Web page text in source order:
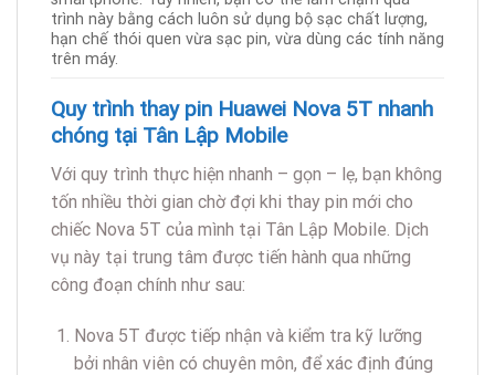
trình này bằng cách luôn sử dụng bộ sạc chất lượng,
hạn chế thói quen vừa sạc pin, vừa dùng các tính năng
trên máy.
Quy trình thay pin Huawei Nova 5T nhanh
chóng tại Tân Lập Mobile
Với quy trình thực hiện nhanh – gọn – lẹ, bạn không
tốn nhiều thời gian chờ đợi khi thay pin mới cho
chiếc Nova 5T của mình tại Tân Lập Mobile. Dịch
vụ này tại trung tâm được tiến hành qua những
công đoạn chính như sau:
Nova 5T được tiếp nhận và kiểm tra kỹ lưỡng
bởi nhân viên có chuyên môn, để xác định đúng